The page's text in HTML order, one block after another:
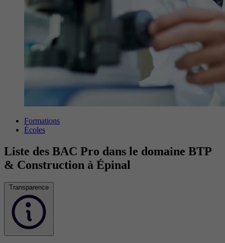
Formations
Écoles
Liste des BAC Pro dans le domaine BTP
& Construction à Épinal
Transparence